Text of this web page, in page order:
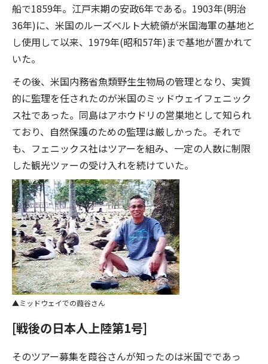
船で1859年。江戸末期の安政6年である。1903年(明治
36年)に、米国のルーズベルト大統領が米国海軍の基地と
し使用して以来、1979年(昭和57年)まで基地が置かれて
いた。
その後、米国内務省魚類野生生物局の管理となり、実質
的に監理を任されたのが米国のミッドウェイフェニック
ス社であった。同島はアホウドリの営巣地として知られ
ており、自然保護のための監理は厳しかった。それで
も、フェニックス社はツアーを組み、一定の人数に制限
した観光ツァーの受け入れを続けていた。
ミッドウェイでの葭谷さん
[戦後の日本人上陸第1号]
そのツアー募集を葭谷さんが知ったのは米国でであっ